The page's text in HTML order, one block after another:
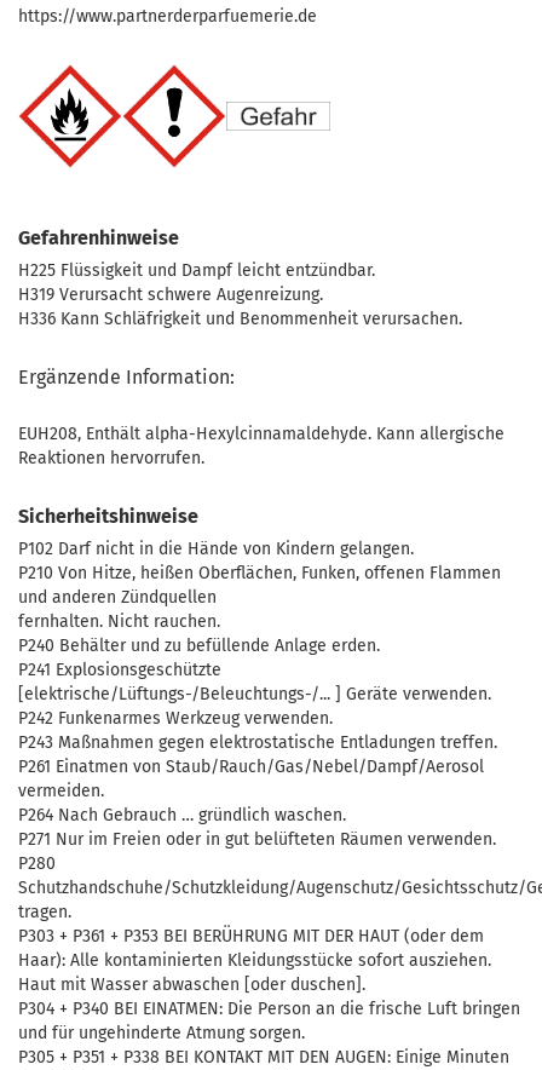
https://www.partnerderparfuemerie.de
Gefahrenhinweise
H225 Flüssigkeit und Dampf leicht entzündbar.
H319 Verursacht schwere Augenreizung.
H336 Kann Schläfrigkeit und Benommenheit verursachen.
Ergänzende Information:
EUH208, Enthält alpha-Hexylcinnamaldehyde. Kann allergische
Reaktionen hervorrufen.
Sicherheitshinweise
P102 Darf nicht in die Hände von Kindern gelangen.
P210 Von Hitze, heißen Oberflächen, Funken, offenen Flammen
und anderen Zündquellen
fernhalten. Nicht rauchen.
P240 Behälter und zu befüllende Anlage erden.
P241 Explosionsgeschützte
[elektrische/Lüftungs-/Beleuchtungs-/... ] Geräte verwenden.
P242 Funkenarmes Werkzeug verwenden.
P243 Maßnahmen gegen elektrostatische Entladungen treffen.
P261 Einatmen von Staub/Rauch/Gas/Nebel/Dampf/Aerosol
vermeiden.
P264 Nach Gebrauch … gründlich waschen.
P271 Nur im Freien oder in gut belüfteten Räumen verwenden.
P280
Schutzhandschuhe/Schutzkleidung/Augenschutz/Gesichtsschutz/
tragen.
P303 + P361 + P353 BEI BERÜHRUNG MIT DER HAUT (oder dem
Haar): Alle kontaminierten Kleidungsstücke sofort ausziehen.
Haut mit Wasser abwaschen [oder duschen].
P304 + P340 BEI EINATMEN: Die Person an die frische Luft bringen
und für ungehinderte Atmung sorgen.
P305 + P351 + P338 BEI KONTAKT MIT DEN AUGEN: Einige Minuten